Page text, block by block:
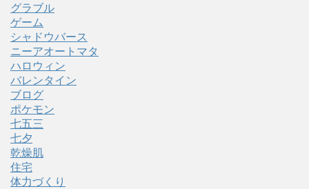
グラブル
ゲーム
シャドウバース
ニーアオートマタ
ハロウィン
バレンタイン
ブログ
ポケモン
七五三
七夕
乾燥肌
住宅
体力づくり